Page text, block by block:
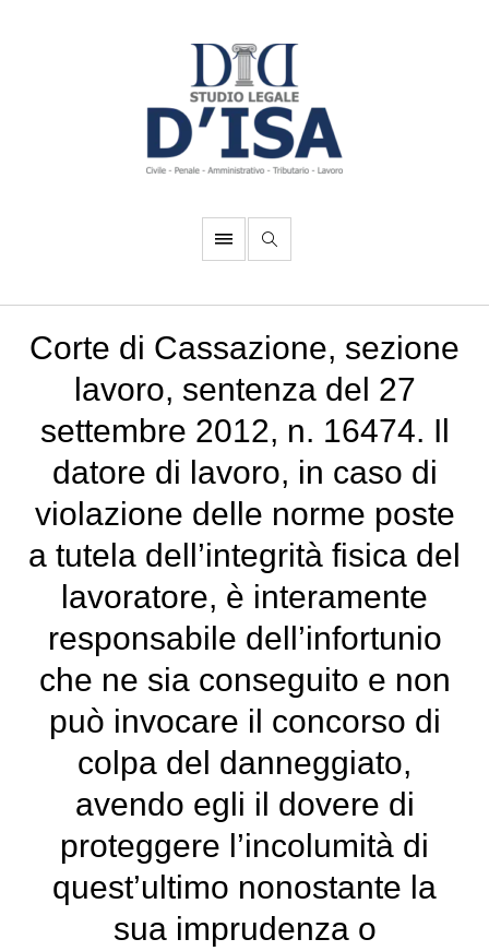
Corte di Cassazione, sezione
lavoro, sentenza del 27
settembre 2012, n. 16474. Il
datore di lavoro, in caso di
violazione delle norme poste
a tutela dell’integrità fisica del
lavoratore, è interamente
responsabile dell’infortunio
che ne sia conseguito e non
può invocare il concorso di
colpa del danneggiato,
avendo egli il dovere di
proteggere l’incolumità di
quest’ultimo nonostante la
sua imprudenza o